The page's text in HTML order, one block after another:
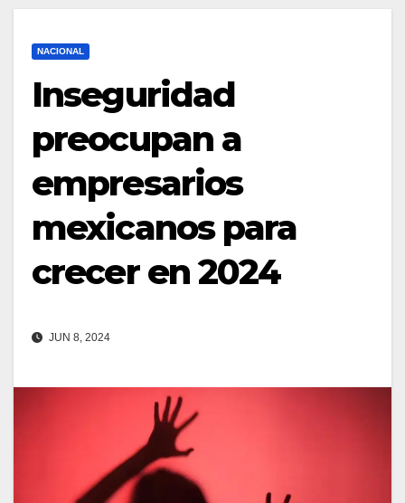
NACIONAL
Inseguridad
preocupan a
empresarios
mexicanos para
crecer en 2024
JUN 8, 2024